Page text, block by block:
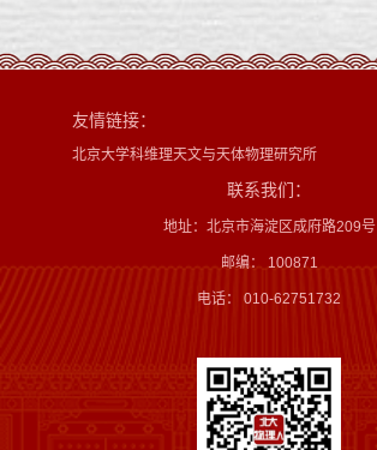
友情链接：
北京大学科维理天文与天体物理研究所
联系我们：
地址：北京市海淀区成府路209号
邮编： 100871
电话： 010-62751732